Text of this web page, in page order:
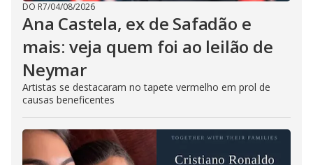
DO R7/04/08/2026
Ana Castela, ex de Safadão e
mais: veja quem foi ao leilão de
Neymar
Artistas se destacaram no tapete vermelho em prol de
causas beneficentes